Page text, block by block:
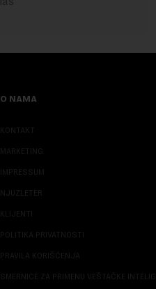
O NAMA
KONTAKT
MARKETING
IMPRESSUM
NJUZLETER
KLIJENTI
POLITIKA PRIVATNOSTI
PRAVILA KORIŠĆENJA
SMERNICE ZA PRIMENU VEŠTAČKE